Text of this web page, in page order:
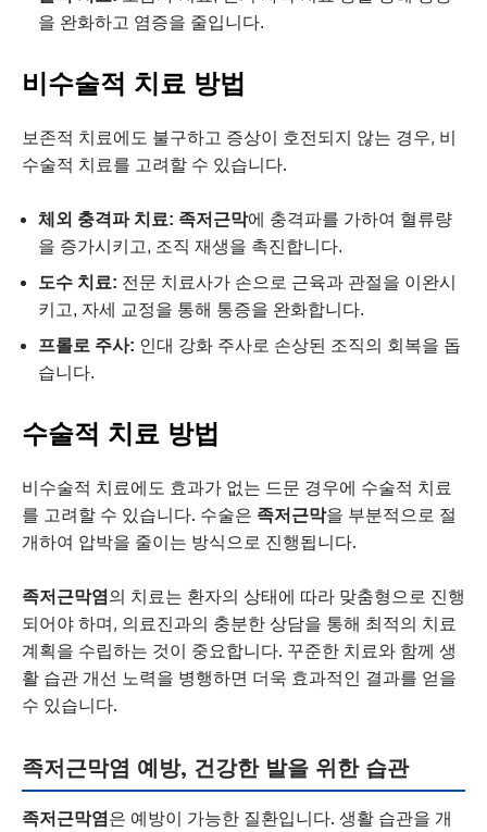
을 완화하고 염증을 줄입니다.
비수술적 치료 방법
보존적 치료에도 불구하고 증상이 호전되지 않는 경우, 비
수술적 치료를 고려할 수 있습니다.
체외 충격파 치료: 족저근막에 충격파를 가하여 혈류량
을 증가시키고, 조직 재생을 촉진합니다.
도수 치료: 전문 치료사가 손으로 근육과 관절을 이완시
키고, 자세 교정을 통해 통증을 완화합니다.
프롤로 주사: 인대 강화 주사로 손상된 조직의 회복을 돕
습니다.
수술적 치료 방법
비수술적 치료에도 효과가 없는 드문 경우에 수술적 치료
를 고려할 수 있습니다. 수술은 족저근막을 부분적으로 절
개하여 압박을 줄이는 방식으로 진행됩니다.
족저근막염의 치료는 환자의 상태에 따라 맞춤형으로 진행
되어야 하며, 의료진과의 충분한 상담을 통해 최적의 치료
계획을 수립하는 것이 중요합니다. 꾸준한 치료와 함께 생
활 습관 개선 노력을 병행하면 더욱 효과적인 결과를 얻을
수 있습니다.
족저근막염 예방, 건강한 발을 위한 습관
족저근막염은 예방이 가능한 질환입니다. 생활 습관을 개